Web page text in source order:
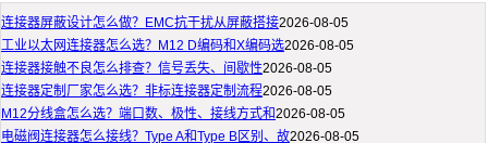
连接器屏蔽设计怎么做？EMC抗干扰从屏蔽搭接2026-08-05
工业以太网连接器怎么选？M12 D编码和X编码选2026-08-05
连接器接触不良怎么排查？信号丢失、间歇性2026-08-05
连接器定制厂家怎么选？非标连接器定制流程2026-08-05
M12分线盒怎么选？端口数、极性、接线方式和2026-08-05
电磁阀连接器怎么接线？Type A和Type B区别、故2026-08-05